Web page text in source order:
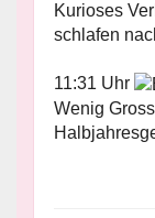
Kurioses
schlafen
11:31 Uhr
Wenig